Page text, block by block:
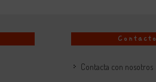
Contacto
Contacta con nosotros